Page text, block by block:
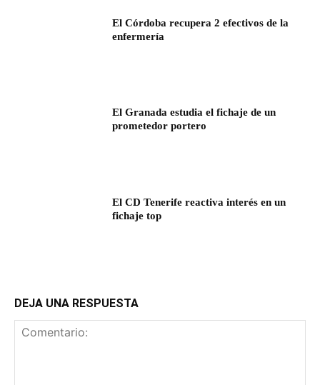
El Córdoba recupera 2 efectivos de la
enfermería
El Granada estudia el fichaje de un
prometedor portero
El CD Tenerife reactiva interés en un
fichaje top
DEJA UNA RESPUESTA